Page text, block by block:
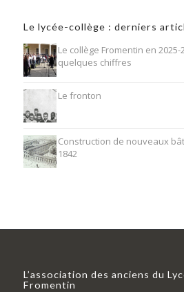
Le lycée-collège : derniers
Le collège Fromentin en 2025-
quelques chiffres
Le fronton
Construction de nouveaux
1842
L’association des anciens du
Fromentin